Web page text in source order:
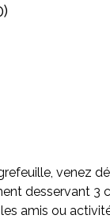
venez
desservant 3
amis ou